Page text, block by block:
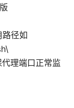
路径如
理端口正常监